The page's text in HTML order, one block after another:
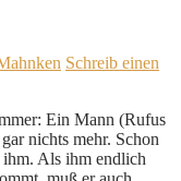
Schreib einen
Ein Mann (Rufus
nichts mehr. Schon
ihm. Als ihm endlich